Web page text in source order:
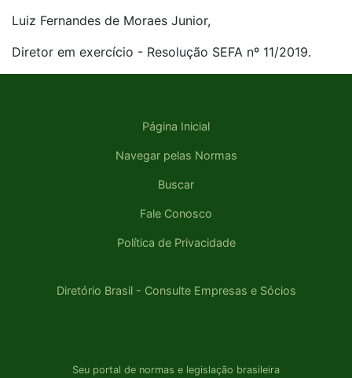
Luiz Fernandes de Moraes Junior,
Diretor em exercício - Resolução SEFA nº 11/2019.
Página Inicial
Navegar pelas Normas
Buscar
Fale Conosco
Política de Privacidade
Diretório Brasil - Consulte Empresas e Sócios
Seu portal de normas e legislação brasileira